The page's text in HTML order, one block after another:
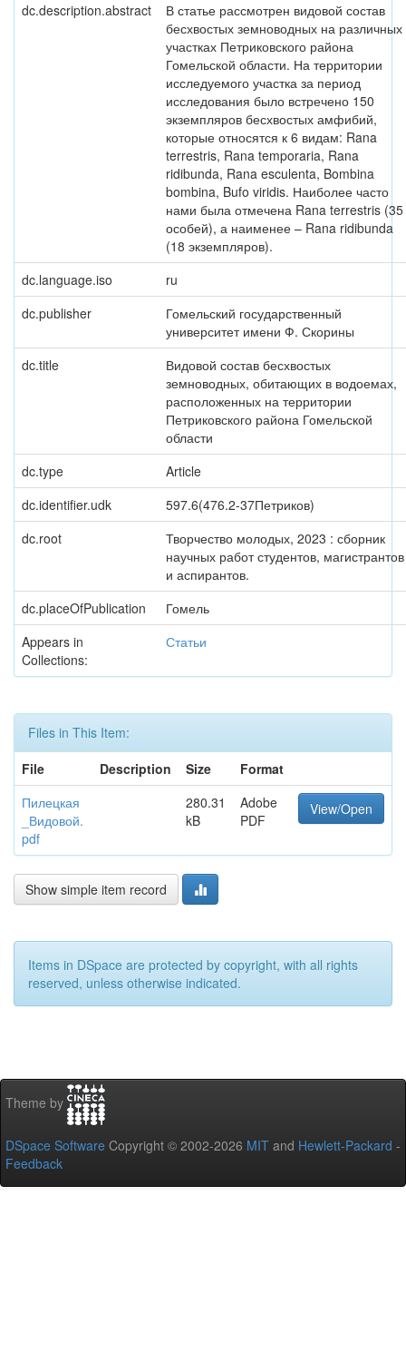
dc.description.abstract
В статье рассмотрен видовой состав
бесхвостых земноводных на различных
участках Петриковского района
Гомельской области. На территории
исследуемого участка за период
исследования было встречено 150
экземпляров бесхвостых амфибий,
которые относятся к 6 видам: Rana
terrestris, Rana temporaria, Rana
ridibunda, Rana esculenta, Bombina
bombina, Bufo viridis. Наиболее часто
нами была отмечена Rana terrestris (35
особей), а наименее – Rana ridibunda
(18 экземпляров).
dc.language.iso
ru
dc.publisher
Гомельский государственный
университет имени Ф. Скорины
dc.title
Видовой состав бесхвостых
земноводных, обитающих в водоемах,
расположенных на территории
Петриковского района Гомельской
области
dc.type
Article
dc.identifier.udk
597.6(476.2-37Петриков)
dc.root
Творчество молодых, 2023 : сборник
научных работ студентов, магистрантов
и аспирантов.
dc.placeOfPublication
Гомель
Appears in
Collections:
Статьи
Files in This Item:
File
Description Size
Format
Пилецкая
_Видовой.
pdf
280.31
kB
Adobe
PDF
View/Open
Show simple item record
Items in DSpace are protected by copyright, with all rights
reserved, unless otherwise indicated.
Theme by
DSpace Software Copyright © 2002-2026 MIT and Hewlett-Packard -
Feedback